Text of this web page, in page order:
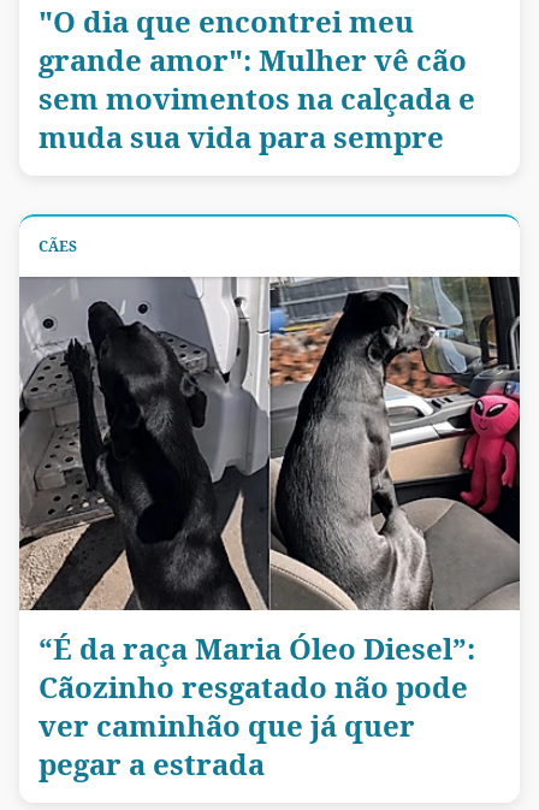
"O dia que encontrei meu
grande amor": Mulher vê cão
sem movimentos na calçada e
muda sua vida para sempre
CÃES
“É da raça Maria Óleo Diesel”:
Cãozinho resgatado não pode
ver caminhão que já quer
pegar a estrada